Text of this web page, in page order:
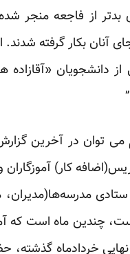
از فاجعه منجر
آنان بکار گرفته
دانشجویان «آقازاده
می توان در آخرین
کار)
است، چندین ماه است
نهایی خردادماه